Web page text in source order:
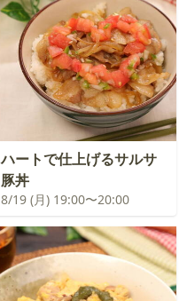
ハートで仕上げるサルサ
豚丼
8/19 (月) 19:00〜20:00